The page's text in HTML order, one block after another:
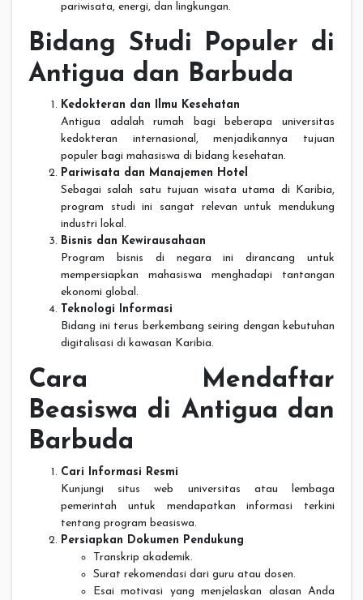
pariwisata, energi, dan lingkungan.
Bidang Studi Populer di
Antigua dan Barbuda
Kedokteran dan Ilmu Kesehatan
Antigua adalah rumah bagi beberapa universitas
kedokteran internasional, menjadikannya tujuan
populer bagi mahasiswa di bidang kesehatan.
Pariwisata dan Manajemen Hotel
Sebagai salah satu tujuan wisata utama di Karibia,
program studi ini sangat relevan untuk mendukung
industri lokal.
Bisnis dan Kewirausahaan
Program bisnis di negara ini dirancang untuk
mempersiapkan mahasiswa menghadapi tantangan
ekonomi global.
Teknologi Informasi
Bidang ini terus berkembang seiring dengan kebutuhan
digitalisasi di kawasan Karibia.
Cara Mendaftar
Beasiswa di Antigua dan
Barbuda
Cari Informasi Resmi
Kunjungi situs web universitas atau lembaga
pemerintah untuk mendapatkan informasi terkini
tentang program beasiswa.
Persiapkan Dokumen Pendukung
Transkrip akademik.
Surat rekomendasi dari guru atau dosen.
Esai motivasi yang menjelaskan alasan Anda